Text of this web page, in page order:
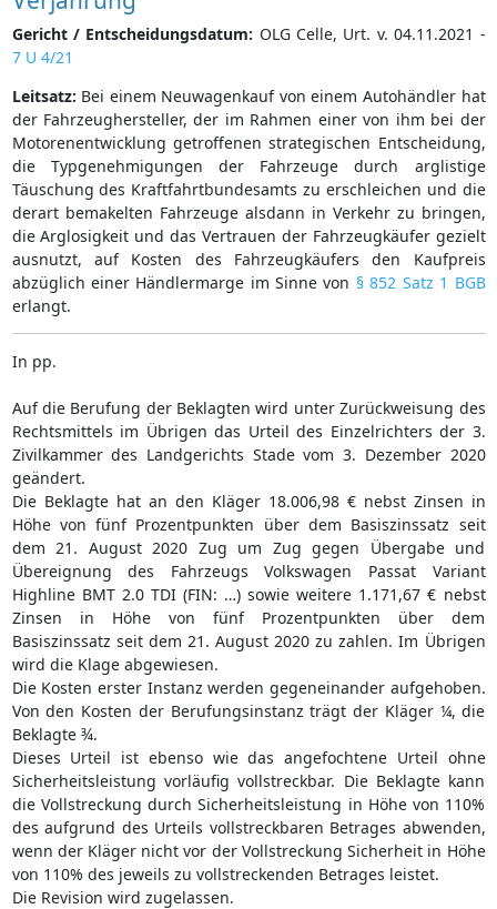
Gericht / Entscheidungsdatum: OLG Celle, Urt. v. 04.11.2021 -
7 U 4/21
Leitsatz: Bei einem Neuwagenkauf von einem Autohändler hat
der Fahrzeughersteller, der im Rahmen einer von ihm bei der
Motorenentwicklung getroffenen strategischen Entscheidung,
die Typgenehmigungen der Fahrzeuge durch arglistige
Täuschung des Kraftfahrtbundesamts zu erschleichen und die
derart bemakelten Fahrzeuge alsdann in Verkehr zu bringen,
die Arglosigkeit und das Vertrauen der Fahrzeugkäufer gezielt
ausnutzt, auf Kosten des Fahrzeugkäufers den Kaufpreis
abzüglich einer Händlermarge im Sinne von § 852 Satz 1 BGB
erlangt.
In pp.
Auf die Berufung der Beklagten wird unter Zurückweisung des
Rechtsmittels im Übrigen das Urteil des Einzelrichters der 3.
Zivilkammer des Landgerichts Stade vom 3. Dezember 2020
geändert.
Die Beklagte hat an den Kläger 18.006,98 € nebst Zinsen in
Höhe von fünf Prozentpunkten über dem Basiszinssatz seit
dem 21. August 2020 Zug um Zug gegen Übergabe und
Übereignung des Fahrzeugs Volkswagen Passat Variant
Highline BMT 2.0 TDI (FIN: …) sowie weitere 1.171,67 € nebst
Zinsen in Höhe von fünf Prozentpunkten über dem
Basiszinssatz seit dem 21. August 2020 zu zahlen. Im Übrigen
wird die Klage abgewiesen.
Die Kosten erster Instanz werden gegeneinander aufgehoben.
Von den Kosten der Berufungsinstanz trägt der Kläger ¼, die
Beklagte ¾.
Dieses Urteil ist ebenso wie das angefochtene Urteil ohne
Sicherheitsleistung vorläufig vollstreckbar. Die Beklagte kann
die Vollstreckung durch Sicherheitsleistung in Höhe von 110%
des aufgrund des Urteils vollstreckbaren Betrages abwenden,
wenn der Kläger nicht vor der Vollstreckung Sicherheit in Höhe
von 110% des jeweils zu vollstreckenden Betrages leistet.
Die Revision wird zugelassen.